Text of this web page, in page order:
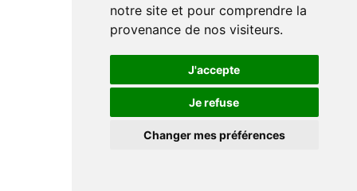
notre site et pour comprendre la
provenance de nos visiteurs.
J'accepte
Je refuse
Changer mes préférences